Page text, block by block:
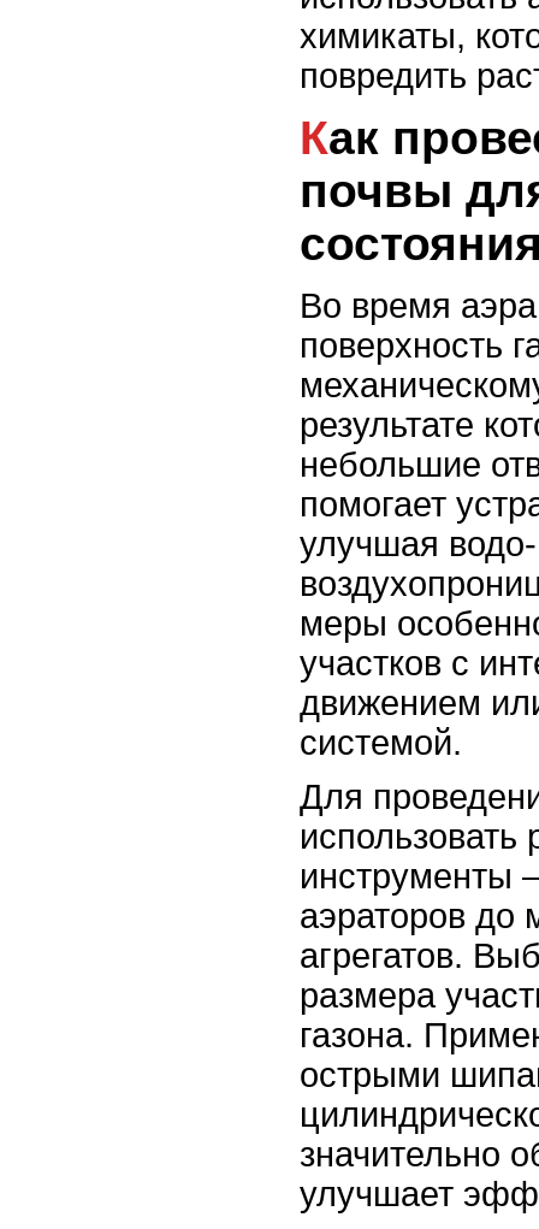
химикаты,
повредить
Как провести аэрацию
почвы
Во время
поверхность
результате
небольшие
помогает
улучшая
меры
участков с
движением
системой.
Для
использовать
инструменты
аэраторов до
агрегатов.
размера
газона.
острыми
значительно
улучшает